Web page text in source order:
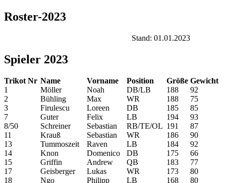
Roster-2023
Stand: 01.01.2023
Spieler 2023
Trikot Nr Name Vorname Position Größe Gewicht
1
Möller Noah DB/LB 188
92
2
Bühling Max WR 188
75
3
Firulescu Loreen DB 185
85
7
Guter Felix LB 194
93
8/50
Schreiner Sebastian RB/TE/OL 191
87
11
Krauß Sebastian WR 186
90
13
Tummoszeit Raven LB 184
92
14
Knon Domenico DB 175
66
15
Griffin Andrew QB 183
77
17
Geisberger Lukas WR 173
80
18
Ngo Philipp LB 168
80